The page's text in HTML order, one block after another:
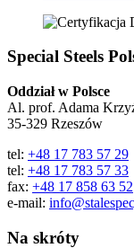
Special Steels
Oddział w Polsce
Al. prof. Adama
35-329 Rzeszów
tel: +48 17 783 57 29
tel: +48 17 783 57 33
fax: +48 17 858 63 52
e-mail:
Na skróty